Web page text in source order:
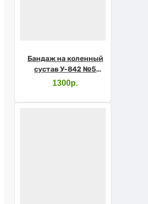
Бандаж на коленный
сустав У-842 №5
серый (Крейт)
1300р.